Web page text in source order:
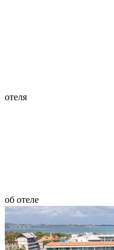
отеля
об отеле